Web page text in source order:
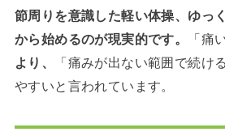
節周りを意識した軽い体操、ゆっ
から始めるのが現実的です。
「痛
より、
「痛みが出ない範囲で続け
やすいと言われています。